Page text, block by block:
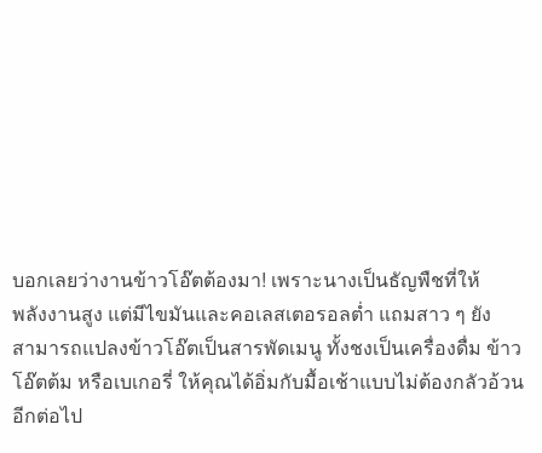
บอกเลยว่างานข้าวโอ๊ตต้องมา! เพราะนางเป็นธัญพืชที่ให้
พลังงานสูง แต่มีไขมันและคอเลสเตอรอลต่ำ แถมสาว ๆ ยัง
สามารถแปลงข้าวโอ๊ตเป็นสารพัดเมนู ทั้งชงเป็นเครื่องดื่ม ข้าว
โอ๊ตต้ม หรือเบเกอรี่ ให้คุณได้อิ่มกับมื้อเช้าแบบไม่ต้องกลัวอ้วน
อีกต่อไป